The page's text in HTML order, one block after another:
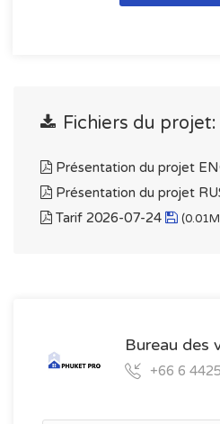
Fichiers du projet:
Présentation du projet
Présentation du projet
Tarif 2026-07-24
Bureau des
+66 6